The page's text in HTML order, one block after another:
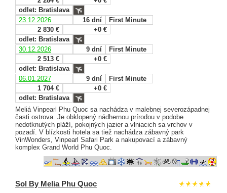
odlet: Bratislava
23.12.2026
16 dní
First Minute
2 830 €
+0 €
odlet: Bratislava
30.12.2026
9 dní
First Minute
2 513 €
+0 €
odlet: Bratislava
06.01.2027
9 dní
First Minute
1 704 €
+0 €
odlet: Bratislava
Meliá Vinpearl Phu Quoc sa nachádza v malebnej severozápadnej
časti ostrova. Je obklopený nádhernou prírodou v podobe
nedotknutých pláží, pokojných jazier a vlniacich sa vrchov v
pozadí. V blízkosti hotela sa tiež nachádza zábavný park
VinWonders, Vinpearl Safari Park a nakupovací a zábavný
komplex Grand World Phu Quoc.
Sol By Melia Phu Quoc